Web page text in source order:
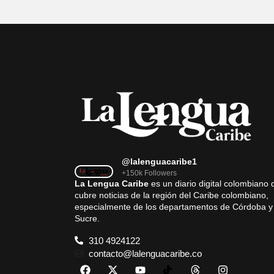
@lalenguacaribe1
+150k Followers
La Lengua Caribe es un diario digital colombiano
cubre noticias de la región del Caribe colombiano,
especialmente de los departamentos de Córdoba y
Sucre.
310 4924122
contacto@lalenguacaribe.co